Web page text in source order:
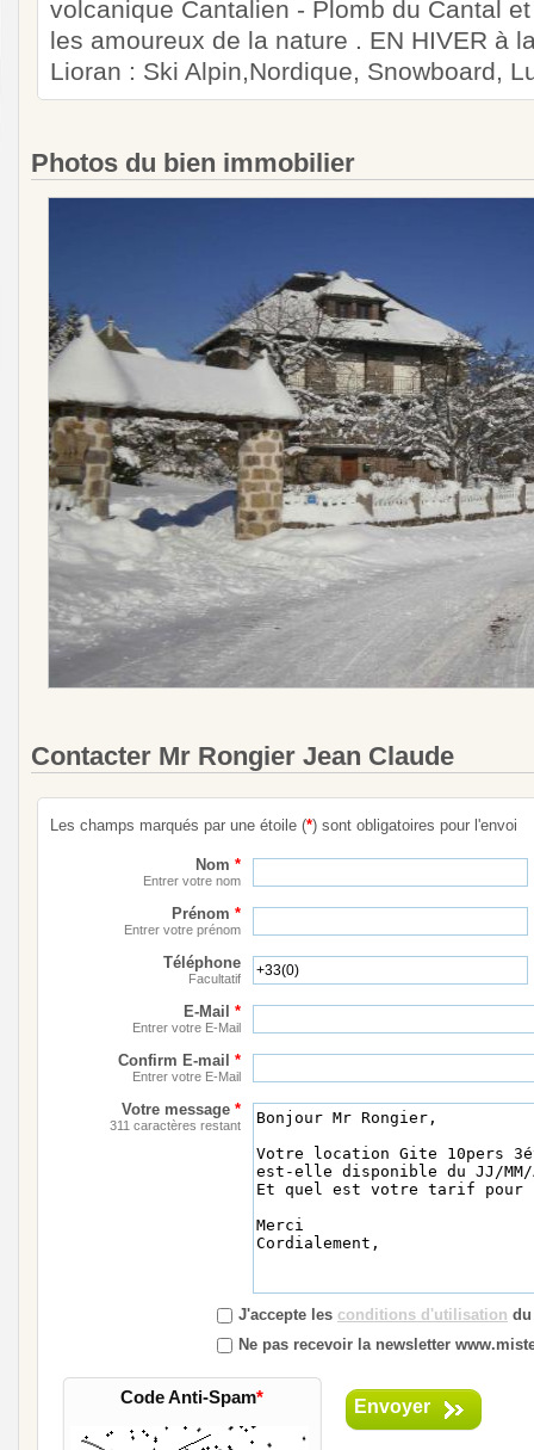
volcanique Cantalien - Plomb du Cantal
les amoureux de la nature . EN HIVER à
Lioran : Ski Alpin,Nordique, Snowboard,
Photos du bien immobilier
Contacter Mr Rongier Jean Claude
Les champs marqués par une étoile (*) sont obligatoires pour l'envoi
Nom *
Entrer votre nom
Prénom *
Entrer votre prénom
Téléphone
Facultatif
E-Mail *
Entrer votre E-Mail
Confirm E-mail *
Entrer votre E-Mail
Votre message *
311 caractères restant
J'accepte les conditions d'utilisation
Ne pas recevoir la newsletter
Code Anti-Spam* Envoyer